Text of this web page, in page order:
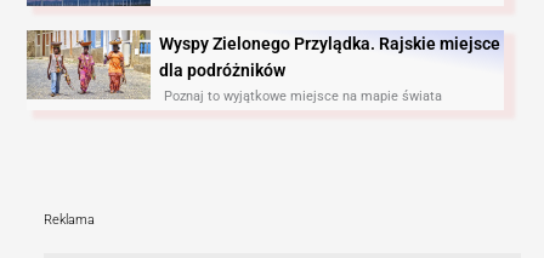
Wyspy Zielonego Przylądka. Rajskie miejsce
dla podróżników
Poznaj to wyjątkowe miejsce na mapie świata
Reklama